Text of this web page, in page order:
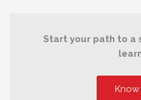
Start your path to a